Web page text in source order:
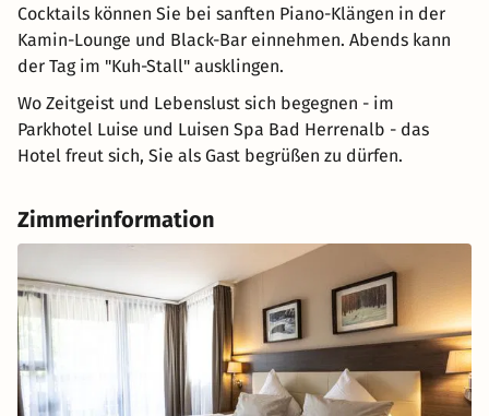
Cocktails können Sie bei sanften Piano-Klängen in der
Kamin-Lounge und Black-Bar einnehmen. Abends kann
der Tag im "Kuh-Stall" ausklingen.
Wo Zeitgeist und Lebenslust sich begegnen - im
Parkhotel Luise und Luisen Spa Bad Herrenalb - das
Hotel freut sich, Sie als Gast begrüßen zu dürfen.
Zimmerinformation